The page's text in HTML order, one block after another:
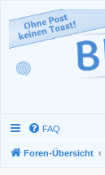
FAQ
Foren-Übersicht